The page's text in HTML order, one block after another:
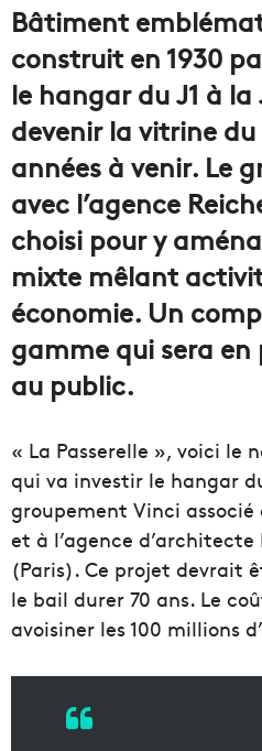
Bâtiment
construit en 1930
le hangar du J1 à
devenir la vitrine
années à venir. Le
avec l’agence
choisi pour y
mixte mêlant
économie. Un
gamme qui sera
au public.
« La Passerelle », voici le
qui va investir le hangar
groupement Vinci associé
et à l’agence d’architecte
(Paris). Ce projet devrait
le bail durer 70 ans. Le
avoisiner les 100 millions